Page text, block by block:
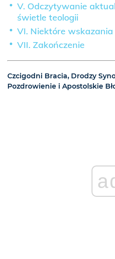
V. Odczytywanie
świetle teologii
VI. Niektóre wskazania
VII. Zakończenie
Czcigodni Bracia, Drodzy
Pozdrowienie i Apostolskie